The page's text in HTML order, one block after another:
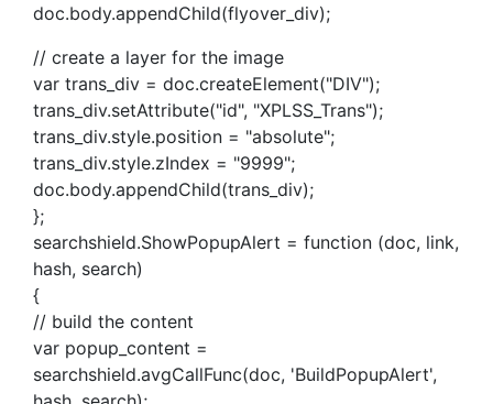
doc.body.appendChild(flyover_div);
// create a layer for the image
var trans_div = doc.createElement("DIV");
trans_div.setAttribute("id", "XPLSS_Trans");
trans_div.style.position = "absolute";
trans_div.style.zIndex = "9999";
doc.body.appendChild(trans_div);
};
searchshield.ShowPopupAlert = function (doc, link,
hash, search)
{
// build the content
var popup_content =
searchshield.avgCallFunc(doc, 'BuildPopupAlert',